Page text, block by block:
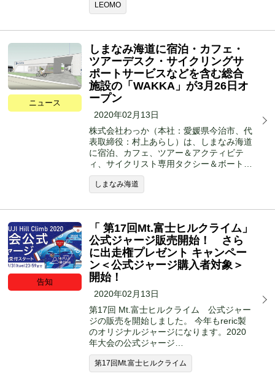
LEOMO
ニュース
しまなみ海道に宿泊・カフェ・
ツアーデスク・サイクリングサ
ポートサービスなどを含む総合
施設の「WAKKA」が3月26日オ
ープン
2020年02月13日
株式会社わっか（本社：愛媛県今治市、代
表取締役：村上あらし）は、しまなみ海道
に宿泊、カフェ、ツアー＆アクティビテ
ィ、サイクリスト専用タクシー＆ボート…
しまなみ海道
告知
「 第17回Mt.富士ヒルクライム」
公式ジャージ販売開始！ さら
に出走権プレゼント キャンペー
ン＜公式ジャージ購入者対象＞
開始！
2020年02月13日
第17回 Mt.富士ヒルクライム 公式ジャー
ジの販売を開始しました。 今年もreric製
のオリジナルジャージになります。2020
年大会の公式ジャージ…
第17回Mt.富士ヒルクライム